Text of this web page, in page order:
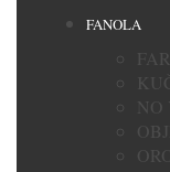
FANOLA
NO